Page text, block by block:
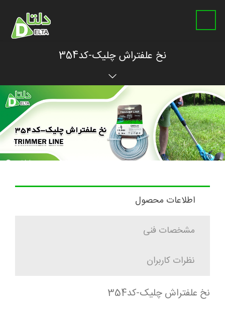
نخ علفتراش چلیک-کد354
اطلاعات محصول
مشخصات فنی
نظرات کاربران
نخ علفتراش چلیک-کد354